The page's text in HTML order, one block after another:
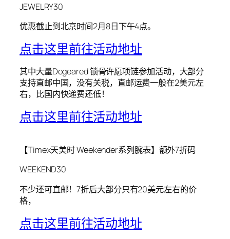
JEWELRY30
优惠截止到北京时间2月8日下午4点。
点击这里前往活动地址
其中大量Dogeared 锁骨许愿项链参加活动，大部分
支持直邮中国，没有关税，直邮运费一般在2美元左
右，比国内快递费还低！
点击这里前往活动地址
【Timex天美时 Weekender系列腕表】额外7折码
WEEKEND30
不少还可直邮！7折后大部分只有20美元左右的价
格，
点击这里前往活动地址